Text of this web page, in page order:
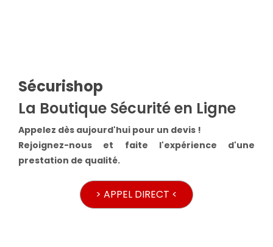
Sécurishop
La Boutique Sécurité en Ligne
Appelez dès aujourd'hui pour un devis !
Rejoignez-nous et faite l'expérience d'une
prestation de qualité.
> APPEL DIRECT <